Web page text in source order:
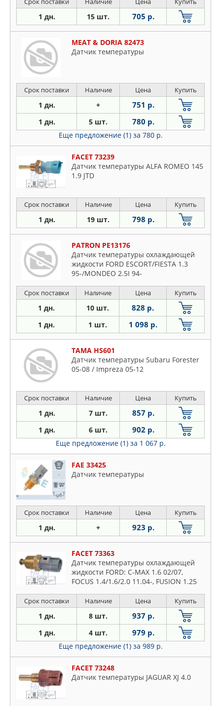
1 дн. 15 шт. 705 р.
MEAT & DORIA 82473
Датчик температуры
Срок поставки Наличие Цена Купить
1 дн. + 751 р.
1 дн. 5 шт. 780 р.
Еще предложение (1) за 780 р.
FACET 73239
Датчик температуры ALFA ROMEO 145
1.9 JTD
Срок поставки Наличие Цена Купить
1 дн. 19 шт. 798 р.
PATRON PE13176
Датчик температуры охлаждающей
жидкости FORD ESCORT/FIESTA 1.3
95-/MONDEO 2.5I 94-
Срок поставки Наличие Цена Купить
1 дн. 10 шт. 828 р.
1 дн. 1 шт. 1 098 р.
TAMA HS601
Датчик температуры Subaru Forester
05-08 / Impreza 05-12
Срок поставки Наличие Цена Купить
1 дн. 7 шт. 857 р.
1 дн. 6 шт. 902 р.
Еще предложение (1) за 1 067 р.
FAE 33425
Датчик температуры
Срок поставки Наличие Цена Купить
1 дн. + 923 р.
FACET 73363
Датчик температуры охлаждающей
жидкости FORD: C-MAX 1.6 02/07,
FOCUS 1.4/1.6/2.0 11.04-, FUSION 1.25
Срок поставки Наличие Цена Купить
1 дн. 8 шт. 937 р.
1 дн. 4 шт. 979 р.
Еще предложение (1) за 989 р.
FACET 73248
Датчик температуры JAGUAR XJ 4.0